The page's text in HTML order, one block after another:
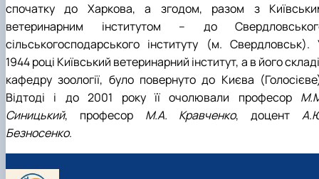
спочатку до Харкова, а згодом, разом з
ветеринарним інститутом – до
сільськогосподарського інституту (м. Свердловськ).
1944 році Київський ветеринарний інститут, а в його складі
кафедру зоології, було повернуто до Києва
Відтоді і до 2001 року її очолювали професор
Синицький, професор М.А. Кравченко, доцент
Безносенко.